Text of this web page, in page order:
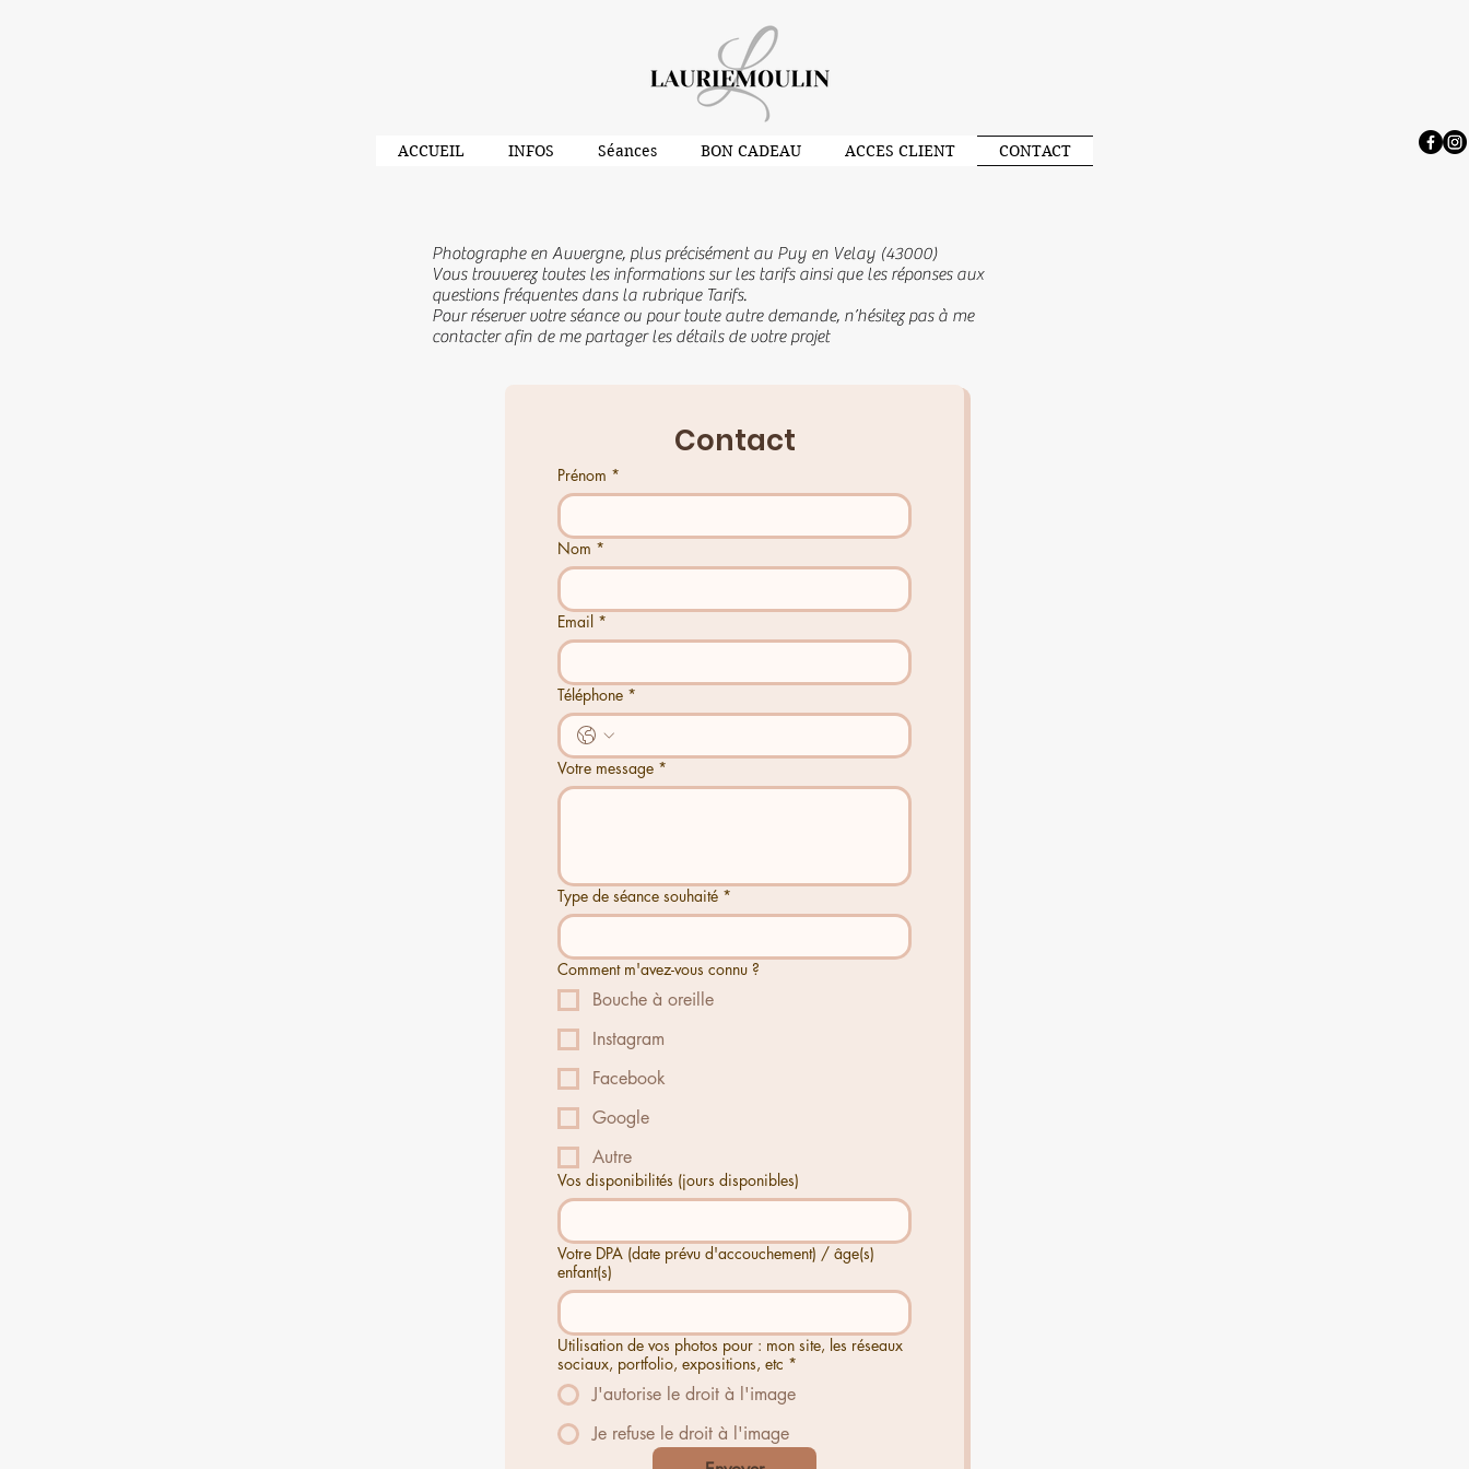
ACCUEIL INFOS Séances BON CADEAU ACCES CLIENT CONTACT
Photographe en Auvergne, plus précisément au Puy en Velay (43000)
Vous trouverez toutes les informations sur les tarifs ainsi que les réponses aux
questions fréquentes dans la rubrique Tarifs.
Pour réserver votre séance ou pour toute autre demande, n’hésitez pas à me
contacter afin de me partager les détails de votre projet
Contact
Prénom *
Nom *
Email *
Téléphone *
Votre message *
Type de séance souhaité *
Comment m'avez-vous connu ?
Bouche à oreille
Instagram
Facebook
Google
Autre
Vos disponibilités (jours disponibles)
Votre DPA (date prévu d'accouchement) / âge(s)
enfant(s)
Utilisation de vos photos pour : mon site, les réseaux
sociaux, portfolio, expositions, etc *
J'autorise le droit à l'image
Je refuse le droit à l'image